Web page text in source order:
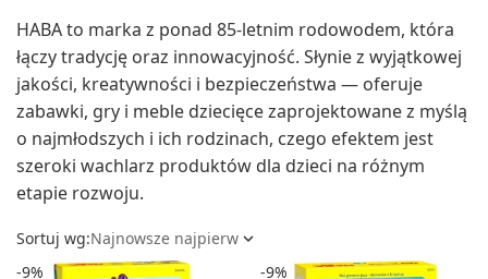
HABA to marka z ponad 85-letnim rodowodem, która
łączy tradycję oraz innowacyjność. Słynie z wyjątkowej
jakości, kreatywności i bezpieczeństwa — oferuje
zabawki, gry i meble dziecięce zaprojektowane z myślą
o najmłodszych i ich rodzinach, czego efektem jest
szeroki wachlarz produktów dla dzieci na różnym
etapie rozwoju.
Sortuj wg:Najnowsze najpierw 
-9% -9%